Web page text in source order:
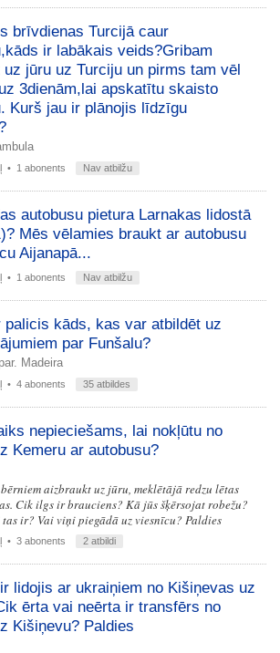
brīvdienas Turcijā caur
ir labākais veids?Gribam
jūru uz Turciju un pirms tam vēl
3dienām,lai apskatītu skaisto
Kurš jau ir plānojis līdzīgu
• 1 abonents Nav atbilžu
autobusu pietura Larnakas lidostā
Mēs vēlamies braukt ar autobusu
Aijanapā...
• 1 abonents Nav atbilžu
palicis kāds, kas var atbildēt uz
par Funšalu?
par. Madeira
• 4 abonents 35 atbildes
nepieciešams, lai nokļūtu no
Kemeru ar autobusu?
aizbraukt uz jūru, meklētājā redzu lētas
Cik ilgs ir brauciens? Kā jūs šķērsojat robežu?
ir? Vai viņi piegādā uz viesnīcu? Paldies
• 3 abonents 2 atbildi
lidojis ar ukraiņiem no Kišiņevas uz
ērta vai neērta ir transfērs no
Kišiņevu? Paldies